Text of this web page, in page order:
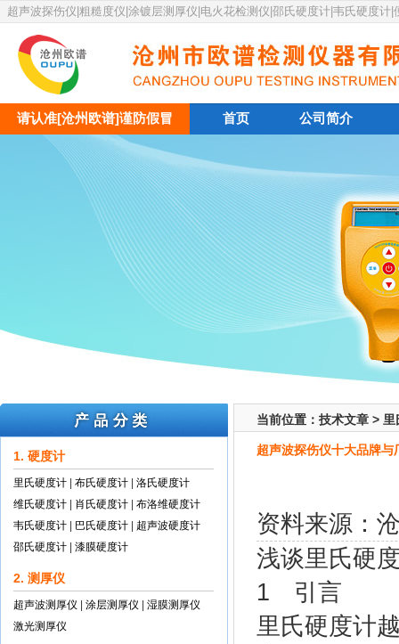
超声波探伤仪|粗糙度仪|涂镀层测厚仪|电火花检测仪|邵氏硬度计|韦氏硬度计|
请认准[沧州欧谱]谨防假冒 首页 公司简介
1. 硬度计
里氏硬度计 布氏硬度计
洛氏硬度计
维氏硬度计
肖氏硬度计
布洛维硬度计
韦氏硬度计
巴氏硬度计
超声波硬度计
邵氏硬度计
漆膜硬度计
2. 测厚仪
超声波测厚仪 涂层测厚仪
湿膜测厚仪
激光测厚仪
当前位置： 技术文章 > 里
超声波探伤仪十大品牌与
资料来源：
浅谈里氏硬
1 引言
里氏硬度计